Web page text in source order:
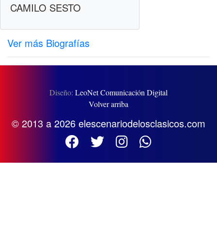
CAMILO SESTO
Ver más Biografías
Diseño: LeoNet Comunicación Digital
Volver arriba
© 2013 a 2026 elescenariodelosclasicos.com